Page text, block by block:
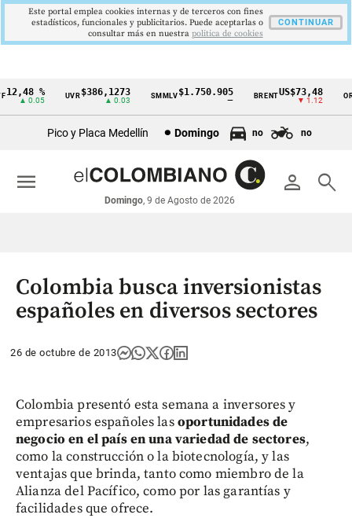
Cintillo
económicos
Colombia
%
▲ 0.05
UVR$386,1273
▲ 0.03
SMMLV$1.750.905 BRENTUS$73,48
▼ 1.12
ORO
Pico y Placa Medellín Domingo no no
person search
Domingo, 9 de Agosto de 2026
menu
Colombia busca inversionistas
españoles en diversos sectores
26 de octubre de 2013
Colombia presentó esta semana a inversores y
empresarios españoles lasoportunidades de
negocio en el país en una variedad de sectores,
como la construcción o la biotecnología, y las
ventajas que brinda, tanto como miembro de la
Alianza del Pacífico, como por las garantías y
facilidades que ofrece.
Este portal emplea cookies internas y de terceros con fines
estadísticos, funcionales y publicitarios. Puede aceptarlas o
consultar más en nuestra politica de cookies
CONTINUAR